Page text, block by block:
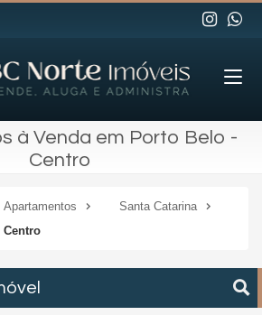
à Venda em Porto Belo -
Centro
Apartamentos
Santa Catarina
Centro